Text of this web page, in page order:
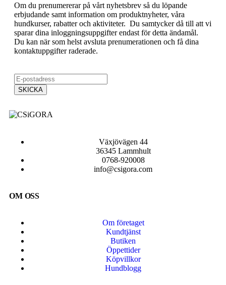
Om du prenumererar på vårt nyhetsbrev så du löpande
erbjudande samt information om produktnyheter, våra
hundkurser, rabatter och aktiviteter. Du samtycker då till att vi
sparar dina inloggningsuppgifter endast för detta ändamål.
Du kan när som helst avsluta prenumerationen och få dina
kontaktuppgifter raderade.
Växjövägen 44
36345 Lammhult
0768-920008
info@csigora.com
OM OSS
Om företaget
Kundtjänst
Butiken
Öppettider
Köpvillkor
Hundblogg